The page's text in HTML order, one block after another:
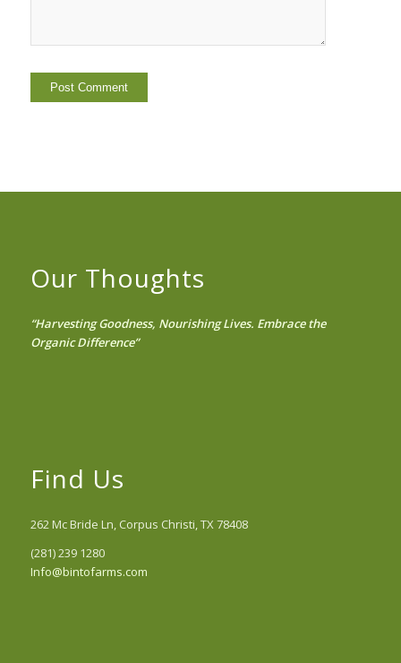
Our Thoughts
“Harvesting Goodness, Nourishing Lives. Embrace the
Organic Difference”
Find Us
262 Mc Bride Ln, Corpus Christi, TX 78408
(281) 239 1280
Info@bintofarms.com